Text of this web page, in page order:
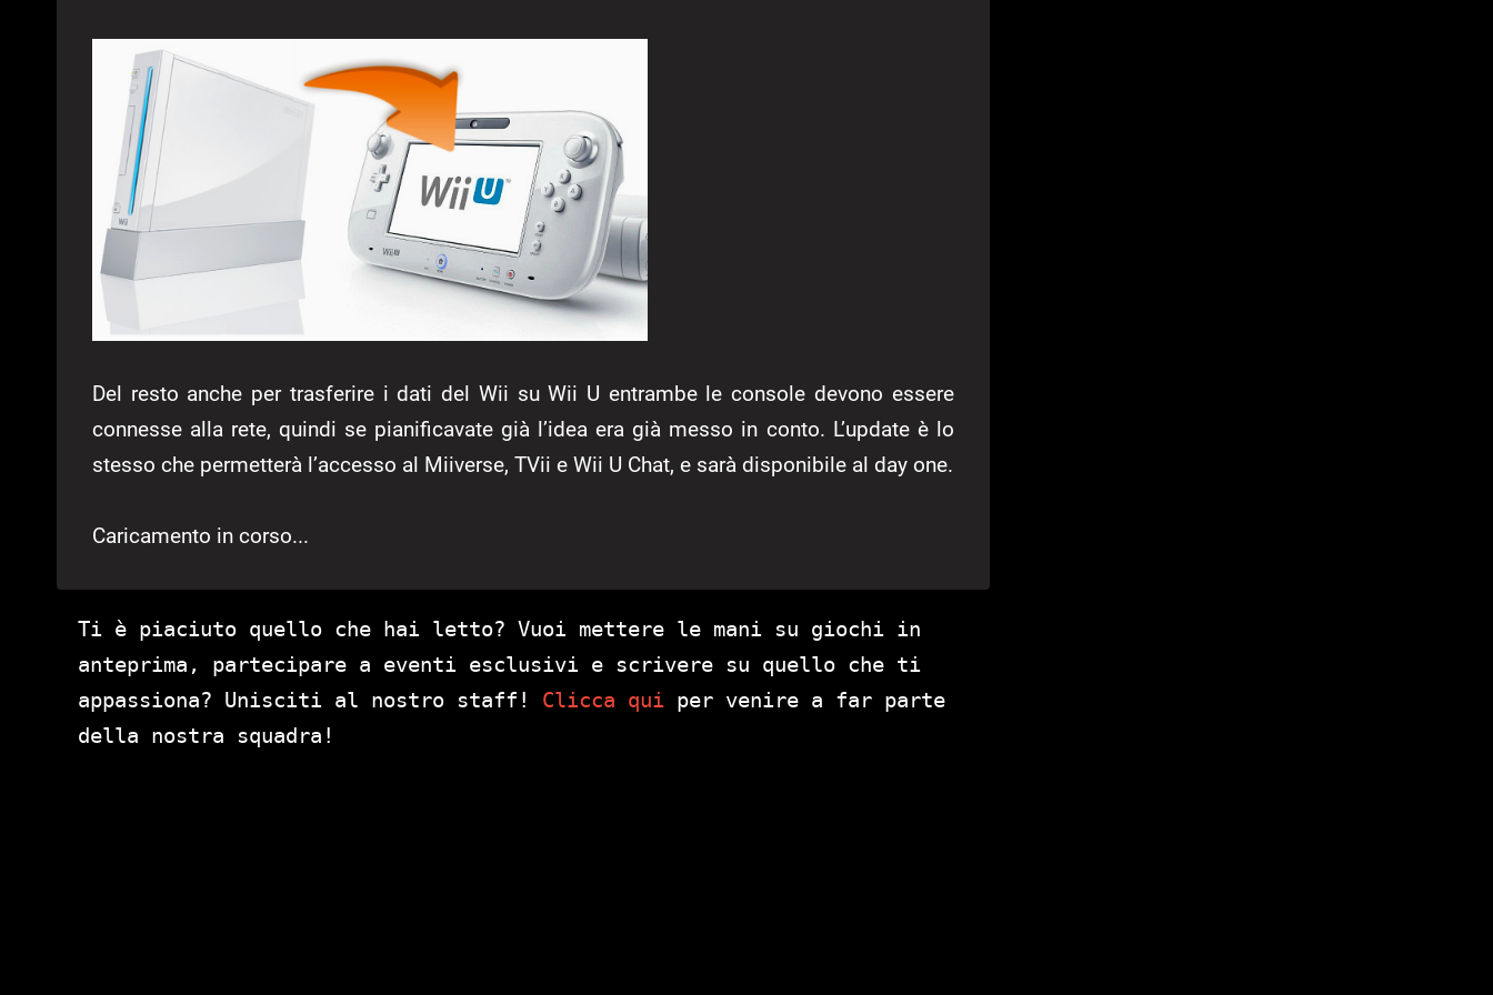
Del resto anche per trasferire i dati del Wii su Wii U entrambe le console devono essere
connesse alla rete, quindi se pianificavate già l’idea era già messo in conto. L’update è lo
stesso che permetterà l’accesso al Miiverse, TVii e Wii U Chat, e sarà disponibile al day one.
Caricamento in corso...
Ti è piaciuto quello che hai letto? Vuoi mettere le mani su giochi in
anteprima, partecipare a eventi esclusivi e scrivere su quello che ti
appassiona? Unisciti al nostro staff! Clicca qui per venire a far parte
della nostra squadra!